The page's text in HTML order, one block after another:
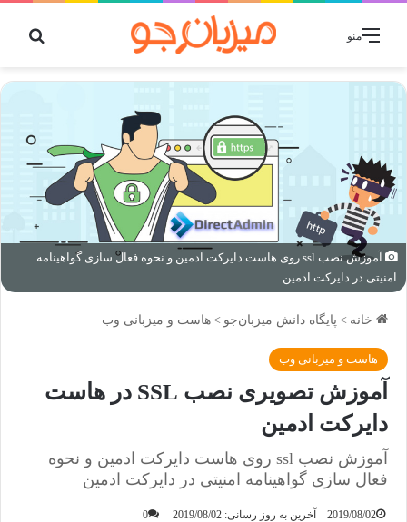
منو
آموزش نصب ssl روی هاست دایرکت ادمین و نحوه فعال سازی گواهینامه
امنیتی در دایرکت ادمین
خانه > پایگاه دانش میزبان‌جو > هاست و میزبانی وب
هاست و میزبانی وب
آموزش تصویری نصب SSL در هاست
دایرکت ادمین
آموزش نصب ssl روی هاست دایرکت ادمین و نحوه
فعال سازی گواهینامه امنیتی در دایرکت ادمین
2019/08/02 آخرین به روز رسانی: 2019/08/02 0